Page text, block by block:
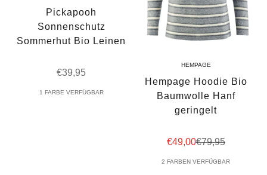
Pickapooh
Sonnenschutz
Sommerhut Bio Leinen
Angebot
€39,95
1 FARBE VERFÜGBAR
HEMPAGE
Hempage Hoodie Bio
Baumwolle Hanf
geringelt
Angebot
€49,00Regulärer Preis
€79,95
2 FARBEN VERFÜGBAR